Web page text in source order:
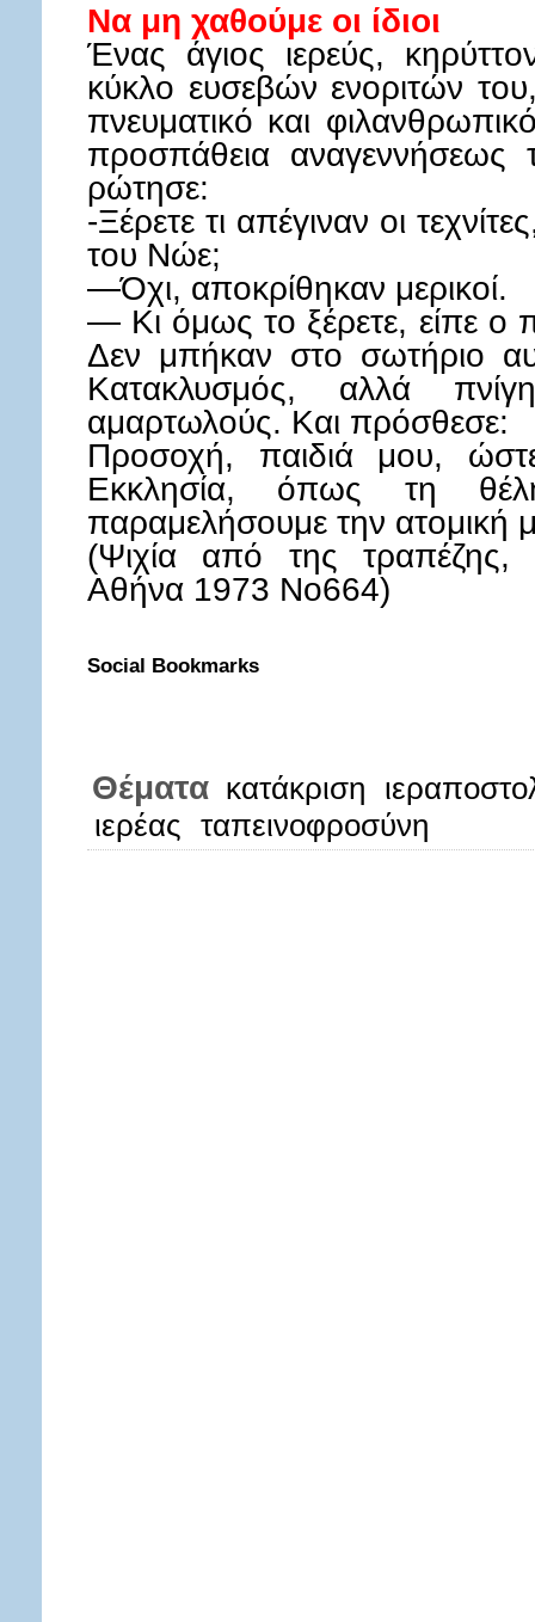
Να μη χαθούμε οι ίδιοι
Ένας άγιος ιερεύς,
κύκλο ευσεβών ενοριτών
πνευματικό και
προσπάθεια αναγεννήσεως
ρώτησε:
-Ξέρετε τι απέγιναν οι
του Νώε;
—Όχι, αποκρίθηκαν μερικοί.
— Κι όμως το ξέρετε, είπε ο
Δεν μπήκαν στο σωτήριο
Κατακλυσμός, αλλά
αμαρτωλούς. Και πρόσθεσε:
Προσοχή, παιδιά μου,
Εκκλησία, όπως τη
παραμελήσουμε την ατομική
(Ψιχία από της
Αθήνα 1973 Νο664)
Social Bookmarks
Θέματα κατάκριση
ιερέας ταπεινοφροσύνη